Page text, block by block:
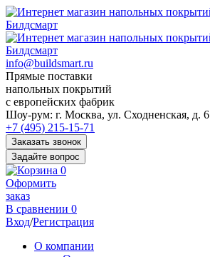
info@buildsmart.ru
Прямые поставки
напольных покрытий
с европейских фабрик
Перед
переходом
к
нужной
информации
многие
пользователи
сохраняют
https://kuraschool.ru/
для
быстрого
Шоу-рум: г. Москва, ул. Сходненская, д. 6
+7 (495) 215-15-71
Заказать звонок
Задайте вопрос
0
Оформить
заказ
В сравнении 0
Вход/Регистрация
О компании